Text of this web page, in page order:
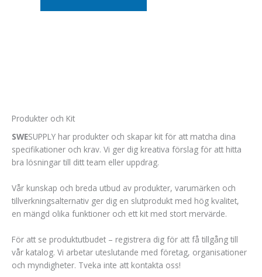
Produkter och Kit
SWESUPPLY har produkter och skapar kit för att matcha dina
specifikationer och krav. Vi ger dig kreativa förslag för att hitta
bra lösningar till ditt team eller uppdrag.
Vår kunskap och breda utbud av produkter, varumärken och
tillverkningsalternativ ger dig en slutprodukt med hög kvalitet,
en mängd olika funktioner och ett kit med stort mervärde.
För att se produktutbudet – registrera dig för att få tillgång till
vår katalog. Vi arbetar uteslutande med företag, organisationer
och myndigheter. Tveka inte att kontakta oss!
behövs för
över huvud
taget ska
fungera.
Statistik
För att vi ska
hemsidans
funktionalitet
och